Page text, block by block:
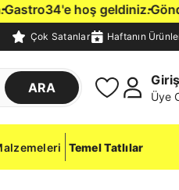
hoş geldiniz.
Çok Satanlar Haftanın
ARA
Üye
Temel Tatlılar